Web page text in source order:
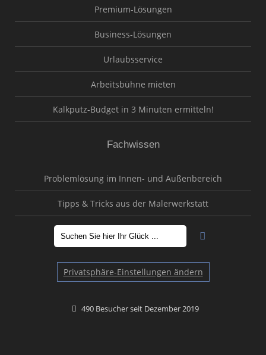
Premium-Lösungen
Business-Lösungen
Urlaubsservice
Arbeitsbühne mieten
Kalkputz-Budget in 3 Minuten ermitteln!
Fachwissen
Problemlösung im Innen- und Außenbereich
Tipps & Tricks aus der Malerwerkstatt
Privatsphäre-Einstellungen ändern
490 Besucher seit Dezember 2019